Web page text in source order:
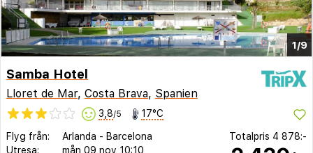
1/9
Samba Hotel
Lloret de Mar, Costa Brava, Spanien
3,8/5 17°C
Flyg från: Arlanda - Barcelona
Utresa:
mån 09 nov 10:10
Totalpris 4 878:-